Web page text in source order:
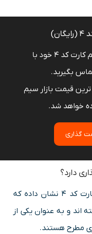
برای فروش یا قیمت گذاری سیم کارت کد 4 خود با
بگیرید.
قیمت بازار سیم
خواهد شد.
گذاری
قطعا بله؛ بازار سیم کارت و سیم کارت کد 4 نشان داده که
و به عنوان یکی از
مطرح هستند.